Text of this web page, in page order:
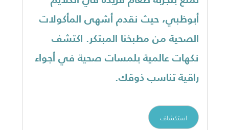
أبوظبي، حيث نقدم أشهى المأكولات
الصحية من مطبخنا المبتكر. اكتشف
نكهات عالمية بلمسات صحية في أجواء
راقية تناسب ذوقك.
استكشاف